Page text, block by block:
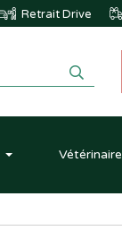
Retrait Drive
Vétérinaire